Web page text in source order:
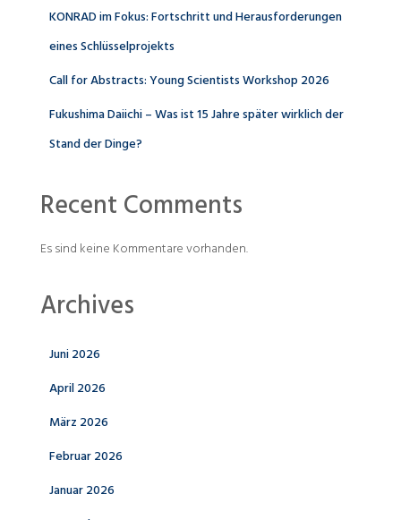
KONRAD im Fokus: Fortschritt und Herausforderungen
eines Schlüsselprojekts
Call for Abstracts: Young Scientists Workshop 2026
Fukushima Daiichi – Was ist 15 Jahre später wirklich der
Stand der Dinge?
Recent Comments
Es sind keine Kommentare vorhanden.
Archives
Juni 2026
April 2026
März 2026
Februar 2026
Januar 2026